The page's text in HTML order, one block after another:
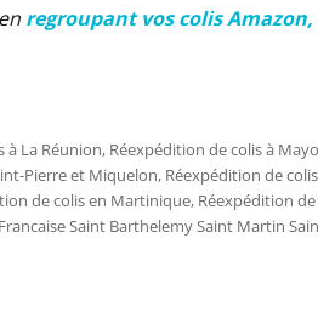
regroupant vos colis
à La Réunion, Réexpédition de colis à
Pierre et Miquelon, Réexpédition de
de colis en Martinique, Réexpédition
Saint Barthelemy Saint Martin